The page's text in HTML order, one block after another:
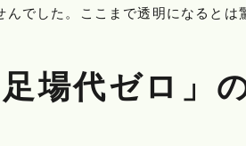
でした。ここまで透明になるとは
場代ゼロ」